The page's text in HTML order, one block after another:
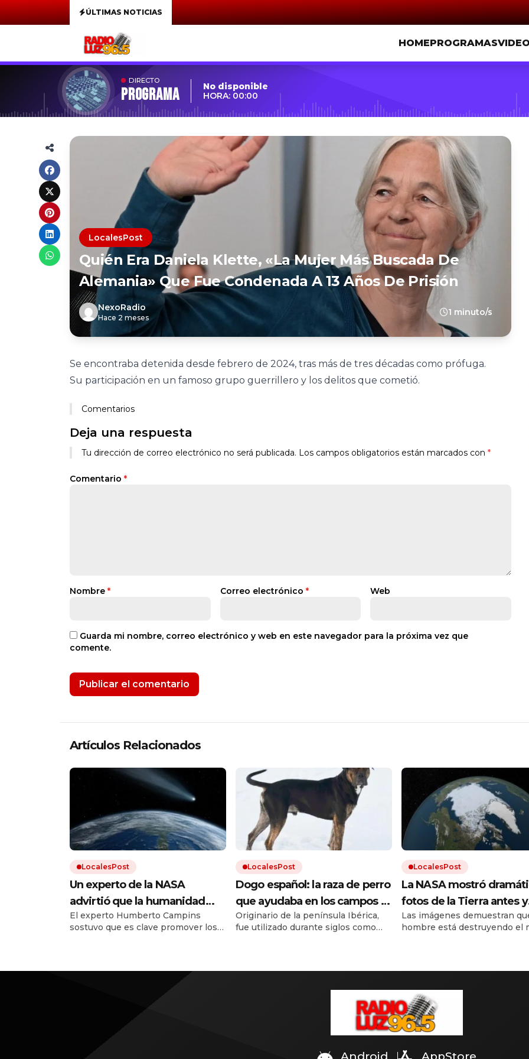
ÚLTIMAS NOTICIAS
HOMEPROGRAMAS
DIRECTO
Programa
No disponible
HORA: 00:00
LocalesPost
Quién Era Daniela Klette, «la Mujer Más Buscada De
Alemania» Que Fue Condenada A 13 Años De Prisión
NexoRadio
Hace 2 meses
1 minuto/s
Se encontraba detenida desde febrero de 2024, tras más de tres décadas como prófuga.
Su participación en un famoso grupo guerrillero y los delitos que cometió.
Comentarios
Deja una respuesta
Tu dirección de correo electrónico no será publicada. Los campos obligatorios están marcados con *
Comentario *
Nombre * Correo electrónico * Web
Guarda mi nombre, correo electrónico y web en este navegador para la próxima vez que
comente.
Artículos Relacionados
LocalesPost
Un experto de la NASA
advirtió que la humanidad
debe prepararse para el
impacto de un asteroide:
El experto Humberto Campins
sostuvo que es clave promover los
LocalesPost
Dogo español: la raza de perro
que ayudaba en los campos y
que está en proceso de
recuperación
Originario de la península Ibérica,
fue utilizado durante siglos como
estuvo al borde la extinción.
LocalesPost
La NASA mostró
fotos de la Tierra antes y
después del cambio
Las imágenes demuestran
hombre está destruyendo el
el resto.